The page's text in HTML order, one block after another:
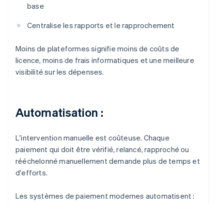
base
Centralise les rapports et le rapprochement
Moins de plateformes signifie moins de coûts de
licence, moins de frais informatiques et une meilleure
visibilité sur les dépenses.
Automatisation :
L'intervention manuelle est coûteuse. Chaque
paiement qui doit être vérifié, relancé, rapproché ou
rééchelonné manuellement demande plus de temps et
d'efforts.
Les systèmes de paiement modernes automatisent :